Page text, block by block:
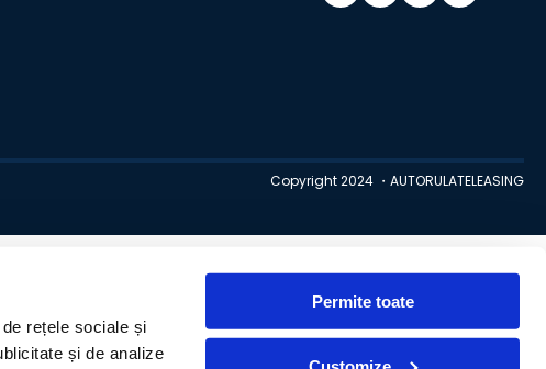
rețele sociale și
și de analize
Permite toate
Copyright 2024 ・AUTORULATELEASING